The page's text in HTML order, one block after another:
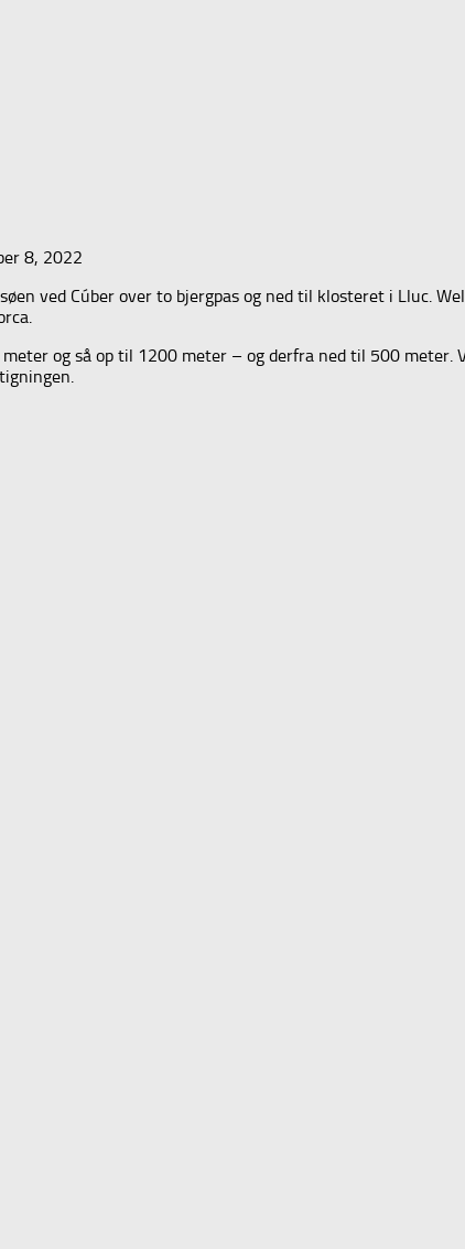
8, 2022
ved Cúber over to bjergpas og ned til klosteret i Lluc.
og så op til 1200 meter – og derfra ned til 500